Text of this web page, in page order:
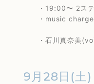
・19:00〜 2ステ
・music charge
・石川真奈美(vo)
9月28日(土)